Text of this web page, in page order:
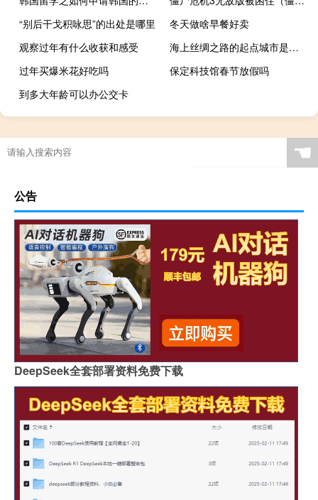
“别后干戈积咏思”的出处是哪里
冬天做啥早餐好卖
观察过年有什么收获和感受
海上丝绸之路的起点城市是什么地方
过年买爆米花好吃吗
保定科技馆春节放假吗
到多大年龄可以办公交卡
☚
公告
DeepSeek全套部署资料免费下载